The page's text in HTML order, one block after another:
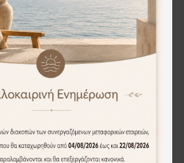
Άμεση Αγορά
Cryspo Trio Σετ 6 Τεμαχίων Ποτήρια Σωλήνα Διάφανο 330ml 52.705.50